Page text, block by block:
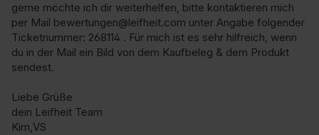
gerne möchte ich dir weiterhelfen, bitte kontaktieren mich
per Mail bewertungen@leifheit.com unter Angabe folgender
Ticketnummer: 268114 . Für mich ist es sehr hilfreich, wenn
du in der Mail ein Bild von dem Kaufbeleg & dem Produkt
sendest.
Liebe Grüße
dein Leifheit Team
Kim,VS